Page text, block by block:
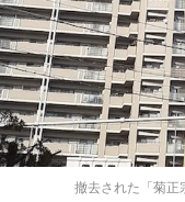
撤去された「菊正